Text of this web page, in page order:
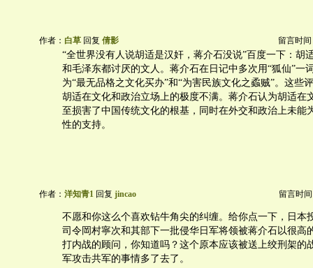
作者： 白草 回复 倩影 留言时间
“全世界没有人说胡适是汉奸，蒋介石没说”百度一下：胡
和毛泽东都讨厌的文人。蒋介石在日记中多次用“狐仙”一
为“最无品格之文化买办”和“为害民族文化之蟊贼”。这些
胡适在文化和政治立场上的极度不满。蒋介石认为胡适在
至损害了中国传统文化的根基，同时在外交和政治上未能
性的支持。
作者： 洋知青1 回复 jincao 留言时间
不愿和你这么个喜欢钻牛角尖的纠缠。给你点一下，日本
司令岡村寧次和其部下一批侵华日军将领被蒋介石以很高
打内战的顾问，你知道吗？这个原本应该被送上绞刑架的
军攻击共军的事情多了去了。